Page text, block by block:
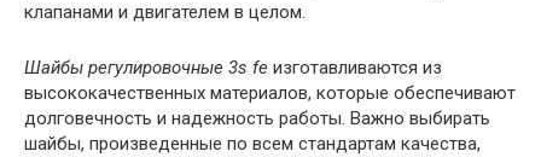
клапанами и двигателем в целом.
Шайбы регулировочные 3s fe изготавливаются из
высококачественных материалов, которые обеспечивают
долговечность и надежность работы. Важно выбирать
шайбы, произведенные по всем стандартам качества,